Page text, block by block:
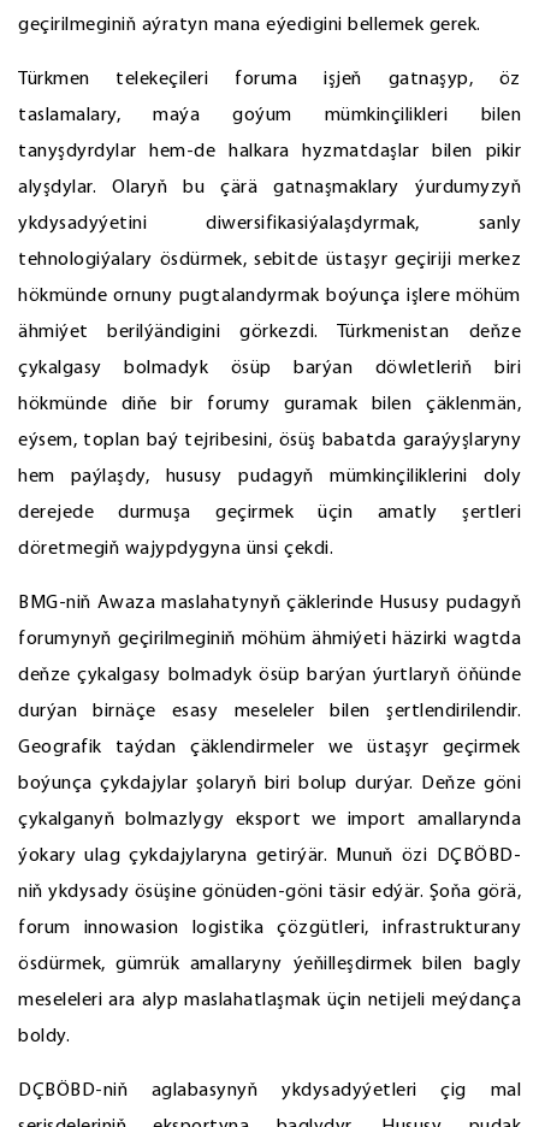
geçirilmeginiň aýratyn mana eýedigini bellemek gerek.
Türkmen telekeçileri foruma işjeň gatnaşyp, öz
taslamalary, maýa goýum mümkinçilikleri bilen
tanyşdyrdylar hem-de halkara hyzmatdaşlar bilen pikir
alyşdylar. Olaryň bu çärä gatnaşmaklary ýurdumyzyň
ykdysadyýetini diwersifikasiýalaşdyrmak, sanly
tehnologiýalary ösdürmek, sebitde üstaşyr geçiriji merkez
hökmünde ornuny pugtalandyrmak boýunça işlere möhüm
ähmiýet berilýändigini görkezdi. Türkmenistan deňze
çykalgasy bolmadyk ösüp barýan döwletleriň biri
hökmünde diňe bir forumy guramak bilen çäklenmän,
eýsem, toplan baý tejribesini, ösüş babatda garaýyşlaryny
hem paýlaşdy, hususy pudagyň mümkinçiliklerini doly
derejede durmuşa geçirmek üçin amatly şertleri
döretmegiň wajypdygyna ünsi çekdi.
BMG-niň Awaza maslahatynyň çäklerinde Hususy pudagyň
forumynyň geçirilmeginiň möhüm ähmiýeti häzirki wagtda
deňze çykalgasy bolmadyk ösüp barýan ýurtlaryň öňünde
durýan birnäçe esasy meseleler bilen şertlendirilendir.
Geografik taýdan çäklendirmeler we üstaşyr geçirmek
boýunça çykdajylar şolaryň biri bolup durýar. Deňze göni
çykalganyň bolmazlygy eksport we import amallarynda
ýokary ulag çykdajylaryna getirýär. Munuň özi DÇBÖBD-
niň ykdysady ösüşine gönüden-göni täsir edýär. Şoňa görä,
forum innowasion logistika çözgütleri, infrastrukturany
ösdürmek, gümrük amallaryny ýeňilleşdirmek bilen bagly
meseleleri ara alyp maslahatlaşmak üçin netijeli meýdança
boldy.
DÇBÖBD-niň aglabasynyň ykdysadyýetleri çig mal